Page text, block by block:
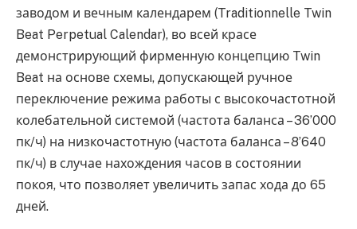
заводом и вечным календарем (Traditionnelle Twin
Beat Perpetual Calendar), во всей красе
демонстрирующий фирменную концепцию Twin
Beat на основе схемы, допускающей ручное
переключение режима работы с высокочастотной
колебательной системой (частота баланса – 36’000
пк/ч) на низкочастотную (частота баланса – 8’640
пк/ч) в случае нахождения часов в состоянии
покоя, что позволяет увеличить запас хода до 65
дней.